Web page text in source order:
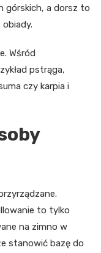
górskich, a dorsz to
Wśród
pstrąga,
czy karpia i
to tylko
na zimno w
stanowić bazę do